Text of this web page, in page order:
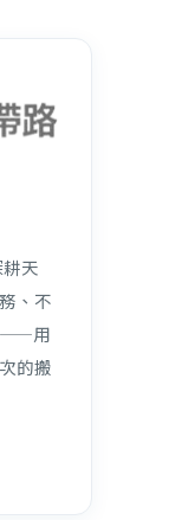
天
、不
——用
的搬